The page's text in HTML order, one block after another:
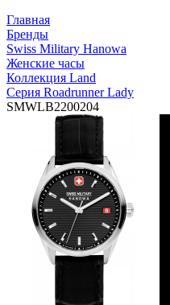
Главная
Бренды
Swiss Military Hanowa
Женские часы
Коллекция Land
Серия Roadrunner Lady
SMWLB2200204